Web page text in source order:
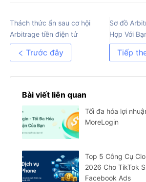
Thách thức ẩn sau cơ hội
Arbitrage tiền điện tử
Trước đây
Sơ đồ
Hợp Với
Quan Chi
Tiếp
Bài viết liên quan
Tối đa hóa lợi
MoreLogin
Top 5 Công Cụ
2026 Cho TikTok
Facebook Ads